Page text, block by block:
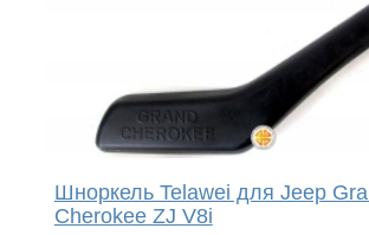
Шноркель Telawei для Jeep
Cherokee ZJ V8i